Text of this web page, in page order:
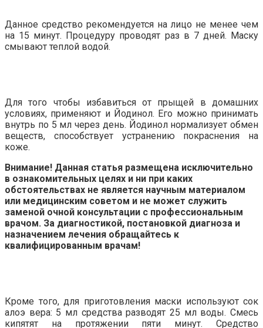
Данное средство рекомендуется на лицо не менее чем
на 15 минут. Процедуру проводят раз в 7 дней. Маску
смывают теплой водой.
Для того чтобы избавиться от прыщей в домашних
условиях, применяют и Йодинол. Его можно принимать
внутрь по 5 мл через день. Йодинол нормализует обмен
веществ, способствует устранению покраснения на
коже.
Внимание! Данная статья размещена исключительно
в ознакомительных целях и ни при каких
обстоятельствах не является научным материалом
или медицинским советом и не может служить
заменой очной консультации с профессиональным
врачом. За диагностикой, постановкой диагноза и
назначением лечения обращайтесь к
квалифицированным врачам!
Кроме того, для приготовления маски используют сок
алоэ вера: 5 мл средства разводят 25 мл воды. Смесь
кипятят на протяжении пяти минут. Средство